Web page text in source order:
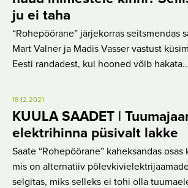
ju ei taha
“Rohepöörane” järjekorras seitsmendas
Mart Valner ja Madis Vasser vastust
Eesti randadest, kui hooned võib hakata…
18.12.2021
KUULA SAADET |
elektrihinna püsivalt lakke
Saate “Rohepöörane” kaheksandas osas
mis on alternatiiv
selgitas, miks selleks ei tohi olla